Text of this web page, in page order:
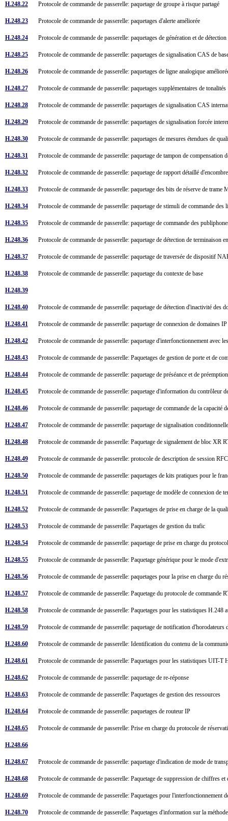
H.248.22 Protocole de commande de passerelle: paquetage de groupe à risque partagé
H.248.23 Protocole de commande de passerelle: paquetages d'alerte améliorée
H.248.24 Protocole de commande de passerelle: paquetages de génération et de
H.248.25 Protocole de commande de passerelle: paquetages de signalisation CAS de
H.248.26 Protocole de commande de passerelle: paquetages de ligne analogique
H.248.27 Protocole de commande de passerelle: paquetages supplémentaires de
H.248.28 Protocole de commande de passerelle: paquetages de signalisation CAS
H.248.29 Protocole de commande de passerelle: paquetages de signalisation forcée
H.248.30 Protocole de commande de passerelle: paquetages de mesures étendues de
H.248.31 Protocole de commande de passerelle: paquetage de tampon de compensation
H.248.32 Protocole de commande de passerelle: paquetage de rapport détaillé
H.248.33 Protocole de commande de passerelle: paquetage des bits de réserve de
H.248.34 Protocole de commande de passerelle: paquetage de stimuli de commande
H.248.35 Protocole de commande de passerelle: paquetage de commande des
H.248.36 Protocole de commande de passerelle: paquetage de détection de terminaison
H.248.37 Protocole de commande de passerelle: paquetage de traversée de dispositif
H.248.38 Protocole de commande de passerelle: paquetage du contexte de base
H.248.39
H.248.40 Protocole de commande de passerelle: paquetage de détection d'inactivité des
H.248.41 Protocole de commande de passerelle: paquetage de connexion de domaines
H.248.42 Protocole de commande de passerelle: paquetage d'interfonctionnement
H.248.43 Protocole de commande de passerelle: Paquetages de gestion de porte et de
H.248.44 Protocole de commande de passerelle: paquetage de préséance et de
H.248.45 Protocole de commande de passerelle: paquetage d'information du contrôleur
H.248.46 Protocole de commande de passerelle: paquetage de commande de la capacité
H.248.47 Protocole de commande de passerelle: paquetage de signalisation
H.248.48 Protocole de commande de passerelle: Paquetage de signalement de bloc XR
H.248.49 Protocole de commande de passerelle: protocole de description de session
H.248.50 Protocole de commande de passerelle: paquetages de kits pratiques pour le
H.248.51 Protocole de commande de passerelle: paquetage de modèle de connexion de
H.248.52 Protocole de commande de passerelle: Paquetages de prise en charge de la
H.248.53 Protocole de commande de passerelle: Paquetages de gestion du trafic
H.248.54 Protocole de commande de passerelle: paquetage de prise en charge du
H.248.55 Protocole de commande de passerelle: Paquetage générique pour le mode
H.248.56 Protocole de commande de passerelle: paquetages pour la prise en charge du
H.248.57 Protocole de commande de passerelle: Paquetage du protocole de commande
H.248.58 Protocole de commande de passerelle: Paquetages pour les statistiques
H.248.59 Protocole de commande de passerelle: paquetage de notification
H.248.60 Protocole de commande de passerelle: Identification du contenu de la
H.248.61 Protocole de commande de passerelle: Paquetages pour les statistiques UIT-
H.248.62 Protocole de commande de passerelle: paquetage de re-réponse
H.248.63 Protocole de commande de passerelle: Paquetages de gestion des ressources
H.248.64 Protocole de commande de passerelle: paquetages de routeur IP
H.248.65 Protocole de commande de passerelle: Prise en charge du protocole de
H.248.66
H.248.67 Protocole de commande de passerelle: paquetage d'indication de mode de
H.248.68 Protocole de commande de passerelle: Paquetage de suppression de chiffres
H.248.69 Protocole de commande de passerelle: Paquetages pour
H.248.70 Protocole de commande de passerelle: Paquetages d'information sur la